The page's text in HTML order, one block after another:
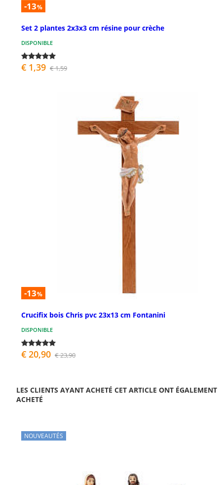
-13%
Set 2 plantes 2x3x3 cm résine pour crèche
DISPONIBLE
€ 1,39 € 1,59
-13%
Crucifix bois Chris pvc 23x13 cm Fontanini
DISPONIBLE
€ 20,90 € 23,90
LES CLIENTS AYANT ACHETÉ CET ARTICLE ONT ÉGALEMENT
ACHETÉ
NOUVEAUTÉS